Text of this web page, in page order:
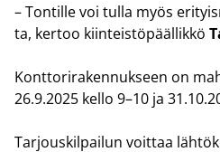
– Ton­til­le voi tulla myös
ta, ker­too kiin­teis­tö­pääl­lik­kö
Kont­to­ri­ra­ken­nuk­seen on
26.9.2025 kello 9–10 ja
Tar­jous­kil­pai­lun voit­taa